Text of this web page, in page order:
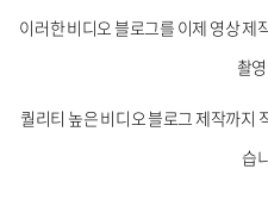
이러한 비디오 블로그를 이제 영상 제
촬
퀄리티 높은 비디오 블로그 제작까지
습